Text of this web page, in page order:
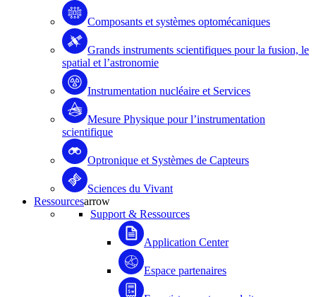
Composants et systèmes optomécaniques
Grands instruments scientifiques pour la fusion, le
spatial et l’astronomie
Instrumentation nucléaire et Services
Mesure Physique pour l’instrumentation
scientifique
Optronique et Systèmes de Capteurs
Sciences du Vivant
Ressourcesarrow
Support & Ressources
Application Center
Espace partenaires